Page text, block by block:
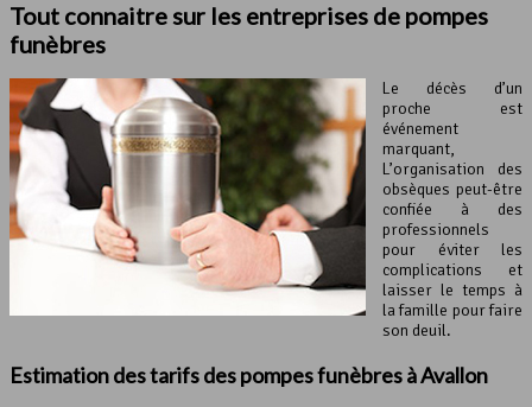
Tout connaitre sur les entreprises de pompes
funèbres
Le décès d’un
proche est
événement
marquant,
L’organisation des
obsèques peut-être
confiée à des
professionnels
pour éviter les
complications et
laisser le temps à
la famille pour faire
son deuil.
Estimation des tarifs des pompes funèbres à Avallon